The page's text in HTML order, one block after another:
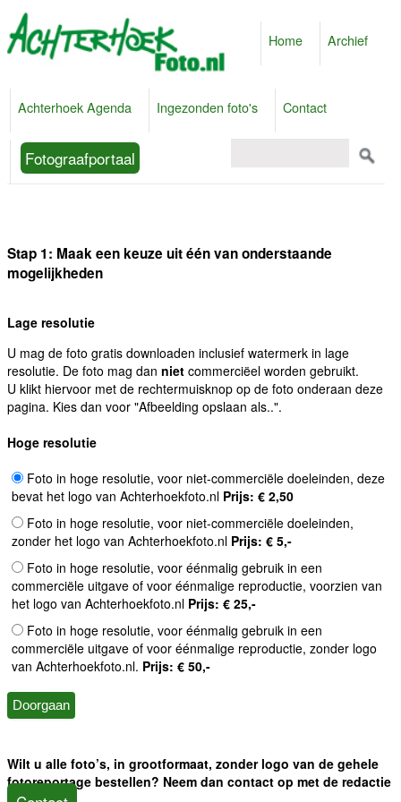
Home Archief
Achterhoek Agenda Ingezonden foto's Contact
Fotograafportaal
Stap 1: Maak een keuze uit één van onderstaande
mogelijkheden
Lage resolutie
U mag de foto gratis downloaden inclusief watermerk in lage
resolutie. De foto mag dan niet commerciëel worden gebruikt.
U klikt hiervoor met de rechtermuisknop op de foto onderaan deze
pagina. Kies dan voor "Afbeelding opslaan als..".
Hoge resolutie
Foto in hoge resolutie, voor niet-commerciële doeleinden, deze
bevat het logo van Achterhoekfoto.nl Prijs: € 2,50
Foto in hoge resolutie, voor niet-commerciële doeleinden,
zonder het logo van Achterhoekfoto.nl Prijs: € 5,-
Foto in hoge resolutie, voor éénmalig gebruik in een
commerciële uitgave of voor éénmalige reproductie, voorzien van
het logo van Achterhoekfoto.nl Prijs: € 25,-
Foto in hoge resolutie, voor éénmalig gebruik in een
commerciële uitgave of voor éénmalige reproductie, zonder logo
van Achterhoekfoto.nl. Prijs: € 50,-
Wilt u alle foto’s, in grootformaat, zonder logo van de gehele
fotoreportage bestellen? Neem dan contact op met de redactie